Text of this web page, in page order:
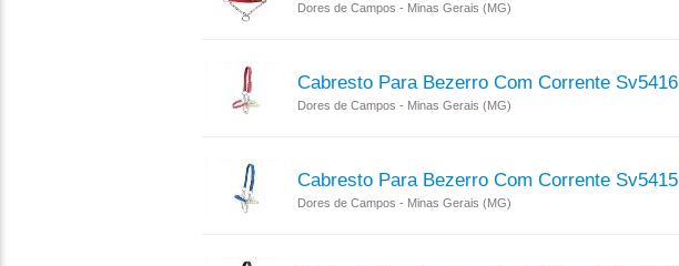
Dores de Campos - Minas Gerais (MG)
Cabresto Para Bezerro Com Corrente Sv5416
Dores de Campos - Minas Gerais (MG)
Cabresto Para Bezerro Com Corrente Sv5415
Dores de Campos - Minas Gerais (MG)